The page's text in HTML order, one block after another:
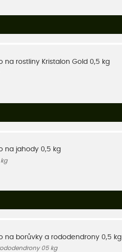
na rostliny Kristalon Gold 0,5 kg
na jahody 0,5 kg
na borůvky a rododendrony 0,5 kg
05 kg